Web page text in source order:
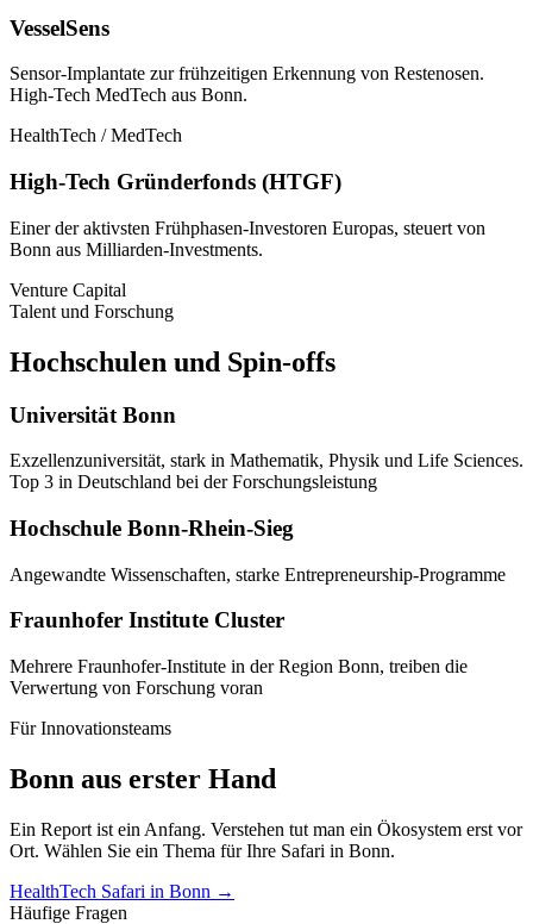
VesselSens
Sensor-Implantate zur frühzeitigen Erkennung von Restenosen.
High-Tech MedTech aus Bonn.
HealthTech / MedTech
High-Tech Gründerfonds (HTGF)
Einer der aktivsten Frühphasen-Investoren Europas, steuert von
Bonn aus Milliarden-Investments.
Venture Capital
Talent und Forschung
Hochschulen und Spin-offs
Universität Bonn
Exzellenzuniversität, stark in Mathematik, Physik und Life Sciences.
Top 3 in Deutschland bei der Forschungsleistung
Hochschule Bonn-Rhein-Sieg
Angewandte Wissenschaften, starke Entrepreneurship-Programme
Fraunhofer Institute Cluster
Mehrere Fraunhofer-Institute in der Region Bonn, treiben die
Verwertung von Forschung voran
Für Innovationsteams
Bonn aus erster Hand
Ein Report ist ein Anfang. Verstehen tut man ein Ökosystem erst vor
Ort. Wählen Sie ein Thema für Ihre Safari in Bonn.
HealthTech Safari in Bonn →
Häufige Fragen